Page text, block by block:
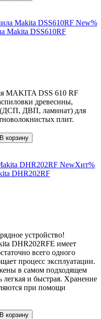
New%
Makita DSS610RF
MAKITA DSS 610 RF
древесины,
(ДСП, ДВП, ламинат) для
плит.
В корзину
NewХит%
DHR202RF
устройство!
DHR202RFE имеет
всего одного
процесс эксплуатации.
в самом подходящем
легкая и быстрая. Хранение
при помощи
В корзину